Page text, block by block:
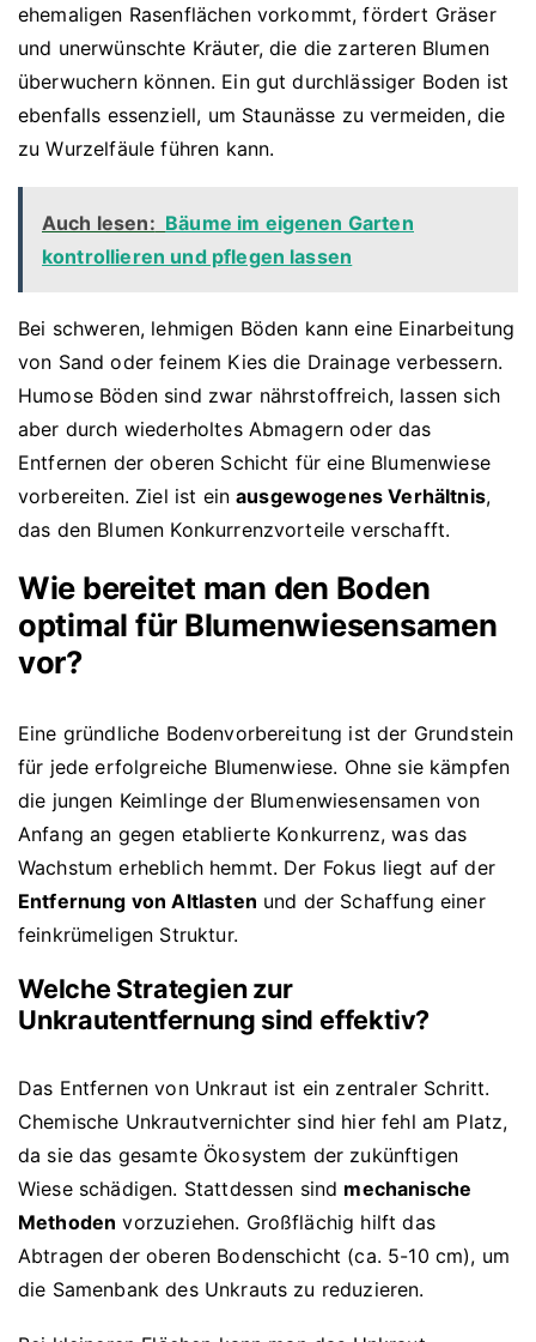
ehemaligen Rasenflächen vorkommt, fördert Gräser
und unerwünschte Kräuter, die die zarteren Blumen
überwuchern können. Ein gut durchlässiger Boden ist
ebenfalls essenziell, um Staunässe zu vermeiden, die
zu Wurzelfäule führen kann.
Auch lesen: Bäume im eigenen Garten
kontrollieren und pflegen lassen
Bei schweren, lehmigen Böden kann eine Einarbeitung
von Sand oder feinem Kies die Drainage verbessern.
Humose Böden sind zwar nährstoffreich, lassen sich
aber durch wiederholtes Abmagern oder das
Entfernen der oberen Schicht für eine Blumenwiese
vorbereiten. Ziel ist einausgewogenes Verhältnis,
das den Blumen Konkurrenzvorteile verschafft.
Wie bereitet man den Boden
optimal für Blumenwiesensamen
vor?
Eine gründliche Bodenvorbereitung ist der Grundstein
für jede erfolgreiche Blumenwiese. Ohne sie kämpfen
die jungen Keimlinge der Blumenwiesensamen von
Anfang an gegen etablierte Konkurrenz, was das
Wachstum erheblich hemmt. Der Fokus liegt auf der
Entfernung von Altlasten und der Schaffung einer
feinkrümeligen Struktur.
Welche Strategien zur
Unkrautentfernung sind effektiv?
Das Entfernen von Unkraut ist ein zentraler Schritt.
Chemische Unkrautvernichter sind hier fehl am Platz,
da sie das gesamte Ökosystem der zukünftigen
Wiese schädigen. Stattdessen sind mechanische
Methoden vorzuziehen. Großflächig hilft das
Abtragen der oberen Bodenschicht (ca. 5-10 cm), um
die Samenbank des Unkrauts zu reduzieren.